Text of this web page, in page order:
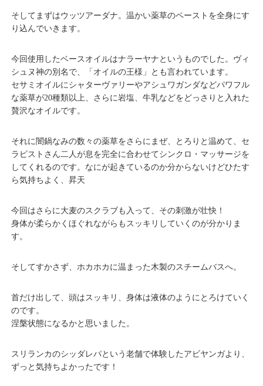
そしてまずはウッツアーダナ。温かい薬草のペーストを全身にす
り込んでいきます。
今回使用したベースオイルはナラーヤナというものでした。ヴィ
シュヌ神の別名で、「オイルの王様」とも言われています。
セサミオイルにシャターヴァリーやアシュワガンダなどパワフル
な薬草が20種類以上、さらに岩塩、牛乳などをどっさりと入れた
贅沢なオイルです。
それに闇鍋なみの数々の薬草をさらにまぜ、とろりと温めて、セ
ラピストさん二人が息を完全に合わせてシンクロ・マッサージを
してくれるのです。なにが起きているのか分からないけどひたす
ら気持ちよく、昇天
今回はさらに大麦のスクラブも入って、その刺激が壮快！
身体が柔らかくほぐれながらもスッキリしていくのが分かりま
す。
そしてすかさず、ホカホカに温まった木製のスチームバスへ。
首だけ出して、頭はスッキリ、身体は液体のようにとろけていく
のです。
涅槃状態になるかと思いました。
スリランカのシッダレパという老舗で体験したアビヤンガより、
ずっと気持ちよかったです！